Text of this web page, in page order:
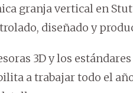
granja vertical en
diseñado y
3D y los
a trabajar todo el